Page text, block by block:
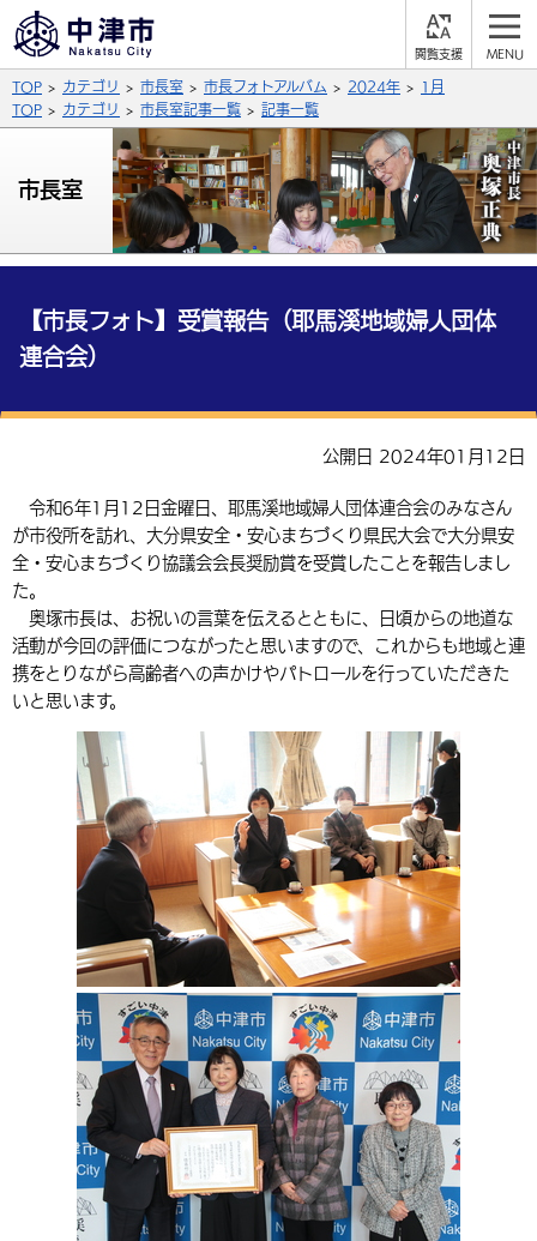
支
背景色
青 白
文字の大きさ
拡大 標準 縮小
英語（English） 中国語（簡体字）
組織案内
公式SNS
X (Twitter) YouTube
サイト内検索
総合メニュー
くらしの情報
届出・登録・証明 保険・年金
健康・予防
税金 住宅・インフラ
環境・衛生 生涯学習・スポーツ・人権
選挙 外国人の方向け情報
事業者の方へ
産業・雇用
農林水産業 税金
都市整備
施設情報 子どもを預ける
手当・助成 健康・医療
相談・支援・情報 計画・施策
観光・移住
観光なび スポットを探す
遊ぶ・体験する グルメ・食べる
買う・おみやげ 四季のイベント・祭り
市政情報
中津市について 市役所の紹介
地方創生・地域活性化 広報・広聴
TOP カテゴリ 市長室 市長フォトアルバム 2024年
1月
TOP
カテゴリ 市長室記事一覧 記事一覧
市長室
【市長フォト】受賞報告（耶馬溪地域婦人団体
連合会）
公開日 2024年01月12日
令和6年1月12日金曜日、耶馬溪地域婦人団体連合会のみなさん
が市役所を訪れ、大分県安全・安心まちづくり県民大会で大分県安
全・安心まちづくり協議会会長奨励賞を受賞したことを報告しまし
た。
奥塚市長は、お祝いの言葉を伝えるとともに、日頃からの地道な
活動が今回の評価につながったと思いますので、これからも地域と連
携をとりながら高齢者への声かけやパトロールを行っていただきた
いと思います。